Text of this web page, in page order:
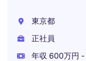
東京都
正社員
年収 600万円